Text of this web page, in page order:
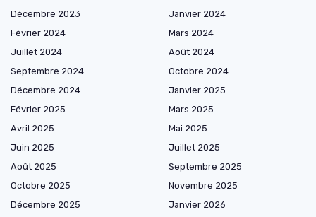
Décembre 2023
Janvier 2024
Février 2024
Mars 2024
Juillet 2024
Août 2024
Septembre 2024
Octobre 2024
Décembre 2024
Janvier 2025
Février 2025
Mars 2025
Avril 2025
Mai 2025
Juin 2025
Juillet 2025
Août 2025
Septembre 2025
Octobre 2025
Novembre 2025
Décembre 2025
Janvier 2026